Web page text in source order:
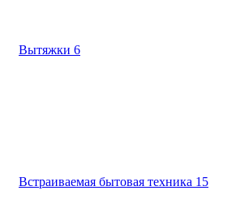
Вытяжки 6
Встраиваемая бытовая техника 15